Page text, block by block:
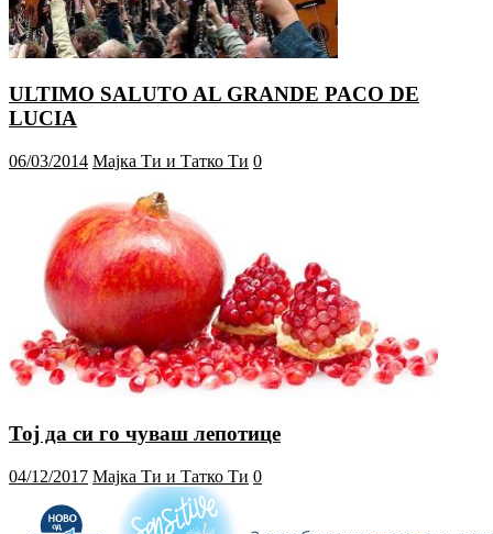
ULTIMO SALUTO AL GRANDE PACO DE
LUCIA
06/03/2014 Мајка Ти и Татко Ти 0
Тој да си го чуваш лепотице
04/12/2017 Мајка Ти и Татко Ти 0